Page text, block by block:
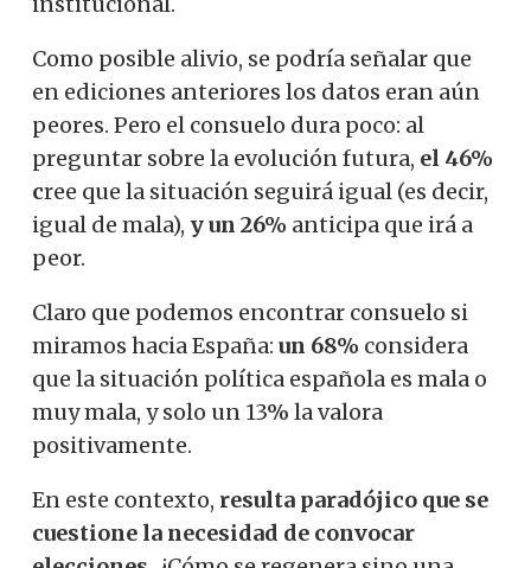
Como posible alivio, se podría señalar que
en ediciones anteriores los datos eran aún
peores. Pero el consuelo dura poco: al
preguntar sobre la evolución futura, el 46%
cree que la situación seguirá igual (es decir,
igual de mala), y un 26% anticipa que irá a
peor.
Claro que podemos encontrar consuelo si
miramos hacia España: un 68% considera
que la situación política española es mala o
muy mala, y solo un 13% la valora
positivamente.
En este contexto, resulta paradójico que se
cuestione la necesidad de convocar